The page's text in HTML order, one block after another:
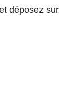
déposez sur